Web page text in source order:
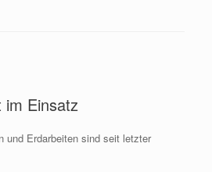
im Einsatz
und Erdarbeiten sind seit letzter